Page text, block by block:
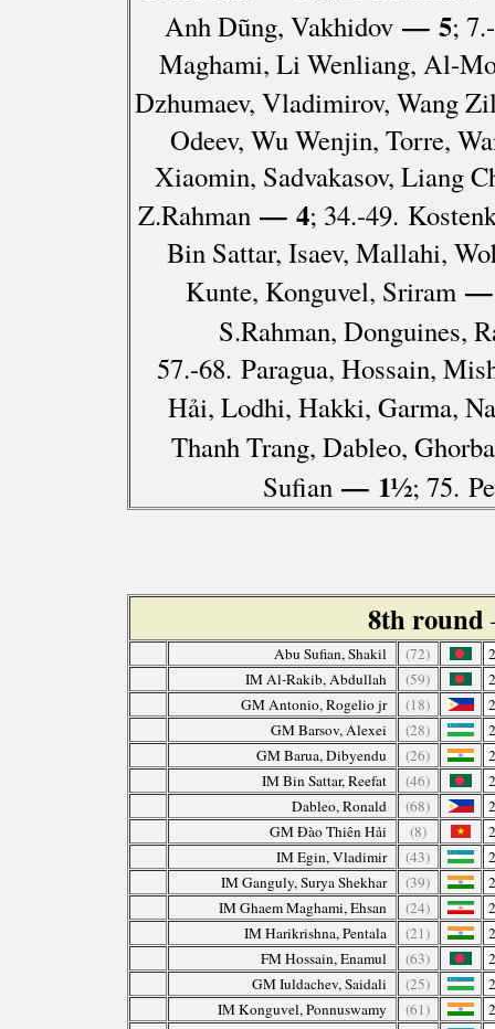
Anh Dũng, Vakhidov— 5;
Maghami, Li Wenliang, Al-
Dzhumaev, Vladimirov, Wang
Odeev, Wu Wenjin, Torre,
Xiaomin, Sadvakasov, Liang
Z.Rahman — 4; 34.-49.
Bin Sattar, Isaev, Mallahi,
Kunte, Konguvel, Sriram —
S.Rahman, Donguines,
57.-68. Paragua, Hossain,
Hải, Lodhi, Hakki, Garma,
Thanh Trang, Dableo,
Sufian— 1½; 75.
8th round
Abu Sufian, Shakil (72)
IM Al-Rakib, Abdullah
(59)
GM Antonio, Rogelio jr
(18)
GM Barsov, Alexei
(28)
GM Barua, Dibyendu
(26)
IM Bin Sattar, Reefat
(46)
Dableo, Ronald
(68)
GM Đào Thiên Hải
(8)
IM Egin, Vladimir
(43)
IM Ganguly, Surya Shekhar
(39)
IM Ghaem Maghami, Ehsan
(24)
IM Harikrishna, Pentala
(21)
FM Hossain, Enamul
(63)
GM Iuldachev, Saidali
(25)
IM Konguvel, Ponnuswamy
(61)